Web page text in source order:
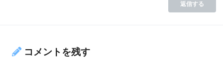
返信する
コメントを残す